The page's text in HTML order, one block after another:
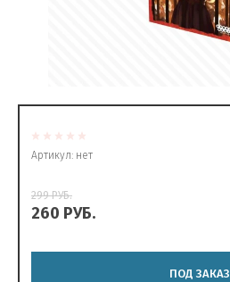
Артикул: нет
299РУБ.
260 РУБ.
ПОД ЗАКАЗ